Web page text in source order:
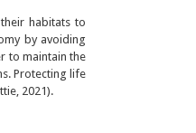
habitats to
by avoiding
to maintain the
Protecting life
2021).